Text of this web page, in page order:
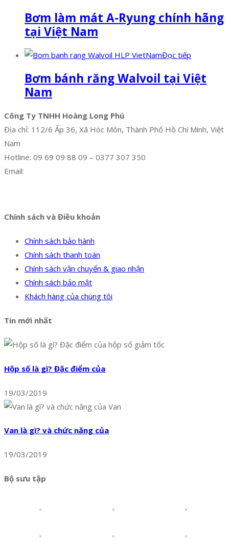
Bơm làm mát A-Ryung chính hãng
tại Việt Nam
Đọc tiếp
Bơm bánh răng Walvoil tại Việt
Nam
Công Ty TNHH Hoàng Long Phú
Địa chỉ: 112/6 Ấp 36, Xã Hóc Môn, Thành Phố Hồ Chí Minh, Việt
Nam
Hotline: 09 69 09 88 09 – 0377 307 350
Email:
Chính sách và Điều khoản
Chính sách bảo hành
Chính sách thanh toán
Chính sách vận chuyển & giao nhận
Chính sách bảo mật
Khách hàng của chúng tôi
Tin mới nhất
Hộp số là gì? Đặc điểm của
19/03/2019
Van là gì? và chức năng của
19/03/2019
Bộ sưu tập